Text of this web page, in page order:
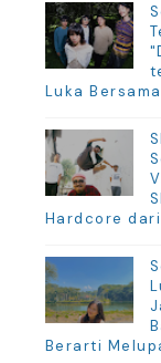
Luka
Hardcore
Berarti